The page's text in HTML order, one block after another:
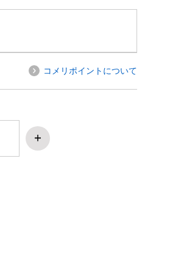
コメリポイントについて